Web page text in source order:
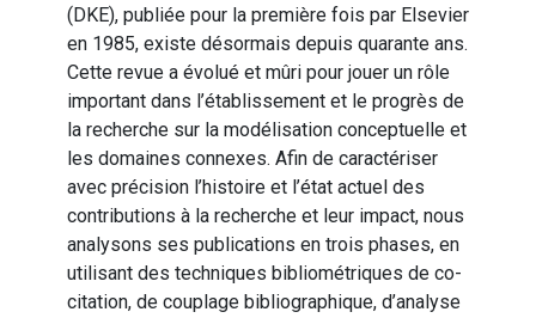
(DKE), publiée pour la première fois par Elsevier
en 1985, existe désormais depuis quarante ans.
Cette revue a évolué et mûri pour jouer un rôle
important dans l’établissement et le progrès de
la recherche sur la modélisation conceptuelle et
les domaines connexes. Afin de caractériser
avec précision l’histoire et l’état actuel des
contributions à la recherche et leur impact, nous
analysons ses publications en trois phases, en
utilisant des techniques bibliométriques de co-
citation, de couplage bibliographique, d’analyse